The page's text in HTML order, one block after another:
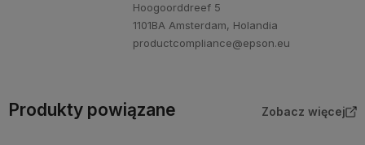
Hoogoorddreef 5
1101BA Amsterdam, Holandia
productcompliance@epson.eu
Produkty powiązane Zobacz więcej